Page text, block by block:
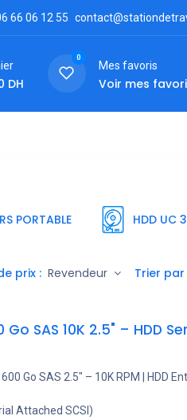
66 06 12 55
DH
0
Mes favoris
Voir mes
PORTABLE HDD UC
prix : Revendeur Trier par
Go SAS 10K 2.5" – HDD
Go SAS 2.5" – 10K RPM | HDD
Attached SCSI)